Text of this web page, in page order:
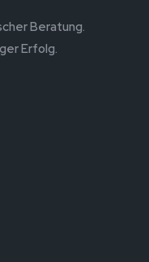
Beratung.
Erfolg.